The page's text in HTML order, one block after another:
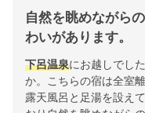
自然を眺めながら
わいがあります。
下呂温泉にお越しでし
か。こちらの宿は全室
露天風呂と足湯を設え